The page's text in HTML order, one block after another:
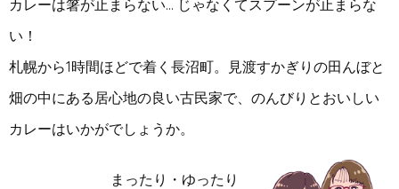
カレーは箸が止まらない… じゃなくてスプーンが止まらな
い！
札幌から1時間ほどで着く長沼町。
見渡すかぎりの田んぼと
畑の中にある居心地の良い古民家で、のんびりとおいしい
カレーはいかがでしょうか。
まったり・ゆったり